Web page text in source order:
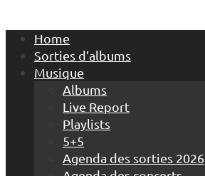
Home
Sorties d’albums
Musique
Albums
Live Report
Playlists
5+5
Agenda des sorties 2026